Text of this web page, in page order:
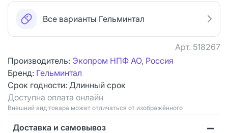
Все варианты Гельминтал
Арт. 518267
Производитель: Экопром НПФ АО, Россия
Бренд: Гельминтал
Срок годности: Длинный срок
Доступна оплата онлайн
Bнешний вид товара может отличаться от изображённого
Доставка и самовывоз